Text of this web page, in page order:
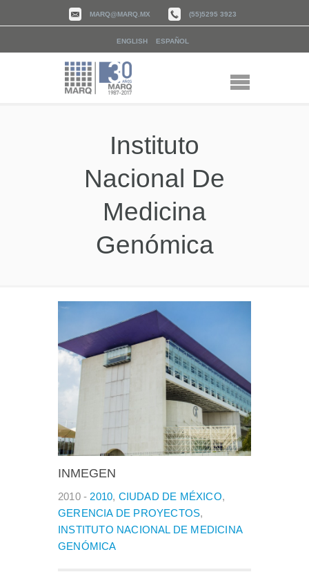
MARQ@MARQ.MX (55)5295 3923
ENGLISH ESPAÑOL
Instituto
Nacional De
Medicina
Genómica
INMEGEN
2010 - 2010, CIUDAD DE MÉXICO,
GERENCIA DE PROYECTOS,
INSTITUTO NACIONAL DE MEDICINA
GENÓMICA